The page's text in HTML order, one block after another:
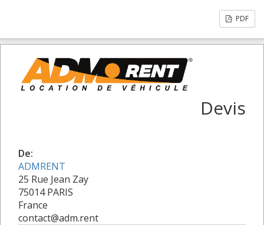
PDF
Devis
De:
ADMRENT
25 Rue Jean Zay
75014 PARIS
France
contact@adm.rent